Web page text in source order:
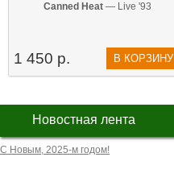
Canned Heat— Live '93
1 450 р. В КОРЗИНУ
Новостная лента
С Новым, 2025-м годом!